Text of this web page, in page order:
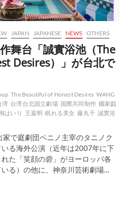
JAPAN JAPANESE NEWS OTHERS
舞台「誠實浴池（The
Desires）」が台北で
The Beautiful of Honest Desires WANG
湾 台湾台北国立劇場 国際共同制作 國家戯
はいり 王嘉明 眠れる美女 藤丸千 誠實浴
で庭劇団ペニノ主宰のタニノク
る海外公演（近年は2007年に下
た「笑顔の砦」がヨーロッパ各
る）の他に、神奈川芸術劇場…